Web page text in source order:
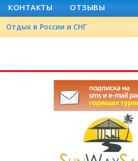
КОНТАКТЫ ОТЗЫВЫ
Отдых в России и СНГ